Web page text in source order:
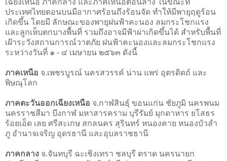
ประเทศไทยตอนบนมีอากาศร้อนถึงร้อนจัด ทําให้มีพายุฤดูร้อน
เกิดขึ้น โดยมี ลักษณะของพายุฝนฟ้าคะนอง ลมกระโชกแรง
และลูกเห็บตกบางพื้นที่ รวมถึงอาจมีฟ้าผ่าเกิดขึ้นได้ สําหรับพื้นที่
เฝ้าระวังสถานการณ์วาตภัย ฝนฟ้าคะนองและลมกระโชกแรง
ระหว่างวันที่ ๑ - ๔ เมษายน ๒๕๖๓ ดังนี้
ภาคเหนือ จ.เพชรบูรณ์ นครสวรรค์ น่าน แพร่ อุตรดิตถ์ และ
พิษณุโลก
ภาคตะวันออกเฉียงเหนือ จ.กาฬสินธุ์ ขอนแก่น ชัยภูมิ นครพนม
นครราชสีมา บึงกาฬ มหาสารคราม บุรีรัมย์ มุกดาหาร ยโสธร
ร้อยเอ็ด เลย ศรีสะเกษ สกลนคร สุรินทร์ หนองคาย หนองบัวลํา
ภู อํานาจเจริญ อุดรธานี และอุบลราชธานี
ภาคกลาง จ.จันทบุรี ฉะเชิงเทรา ชลบุรี ตราด นครนายก